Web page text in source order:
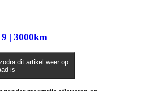
| 3000km
dit artikel weer op
is